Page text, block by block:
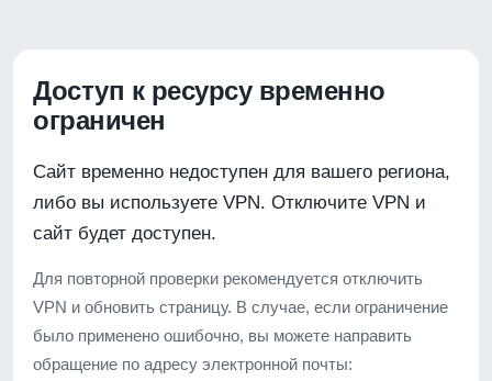
Доступ к ресурсу временно
ограничен
Сайт временно недоступен для вашего региона,
либо вы используете VPN. Отключите VPN и
сайт будет доступен.
Для повторной проверки рекомендуется отключить
VPN и обновить страницу. В случае, если ограничение
было применено ошибочно, вы можете направить
обращение по адресу электронной почты: